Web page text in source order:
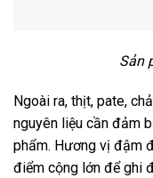
Sản
Ngoài ra, thịt, pate,
nguyên liệu cần đảm
phẩm. Hương vị đậm
điểm cộng lớn để ghi